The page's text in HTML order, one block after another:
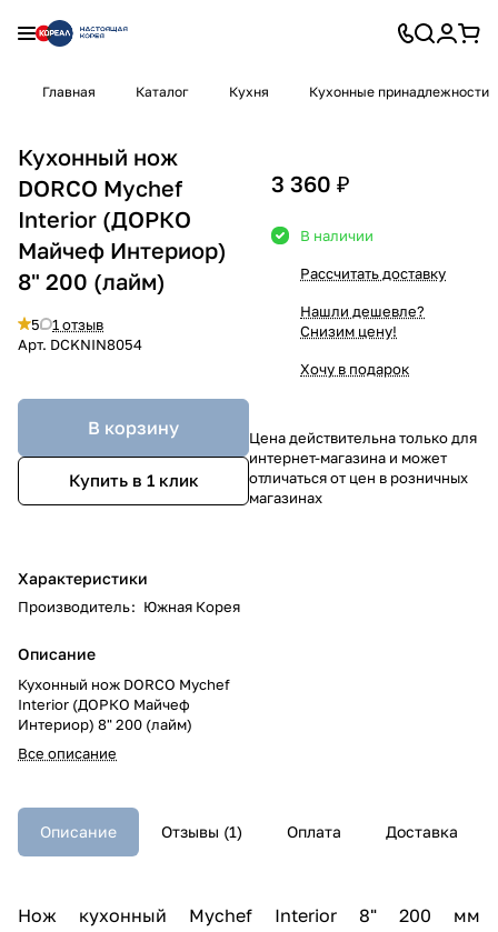
Главная Каталог Кухня Кухонные принадлежности
Кухонный нож
DORCO Mychef
Interior (ДОРКО
Майчеф Интериор)
8" 200 (лайм)
5
1 отзыв
Арт. DCKNIN8054
В корзину
Купить в 1 клик
Характеристики
Производитель: Южная Корея
Описание
Кухонный нож DORCO Mychef
Interior (ДОРКО Майчеф
Интериор) 8" 200 (лайм)
Все описание
3 360 ₽
В наличии
Рассчитать доставку
Нашли дешевле?
Снизим цену!
Хочу в подарок
Цена действительна только для
интернет-магазина и может
отличаться от цен в розничных
магазинах
Описание Отзывы (1) Оплата Доставка
Нож кухонный Mychef Interior 8" 200 мм